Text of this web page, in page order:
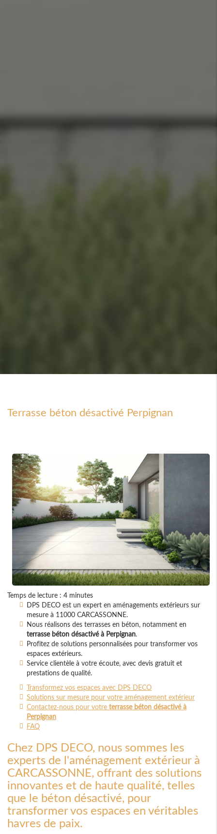
Terrasse béton désactivé Perpignan
Temps de lecture : 4 minutes
DPS DECO est un expert en aménagements extérieurs sur
mesure à 11000 CARCASSONNE.
Nous réalisons des terrasses en béton, notamment en
terrasse béton désactivé à Perpignan.
Profitez de solutions personnalisées pour transformer vos
espaces extérieurs.
Service clientèle à votre écoute, avec devis gratuit et
prestations de qualité.
Transformez vos espaces avec DPS DECO
Solutions sur mesure pour votre aménagement extérieur
Contactez-nous pour votre terrasse béton désactivé à
Perpignan
FAQ
Chez DPS DECO, nous sommes les
experts de l'aménagement extérieur à
CARCASSONNE, offrant des solutions
innovantes et de haute qualité, telles
que le béton désactivé, pour
transformer vos espaces en véritables
havres de paix.